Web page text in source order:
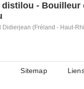
distilou - Bouilleur
Didierjean (Fréland - Haut-
Sitemap